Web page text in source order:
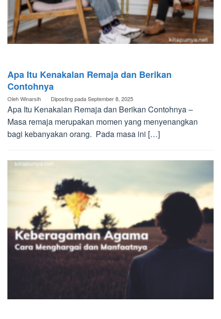
Apa Itu Kenakalan Remaja dan Berikan
Contohnya
OlehWinarsih Diposting padaSeptember 8, 2025
Apa Itu Kenakalan Remaja dan Berikan Contohnya –
Masa remaja merupakan momen yang menyenangkan
bagi kebanyakan orang. Pada masa ini […]